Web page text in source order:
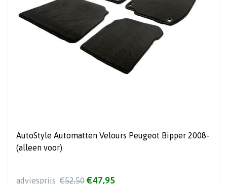
AutoStyle Automatten Velours Peugeot Bipper 2008-
(alleen voor)
adviesprijs €52,50 €47,95